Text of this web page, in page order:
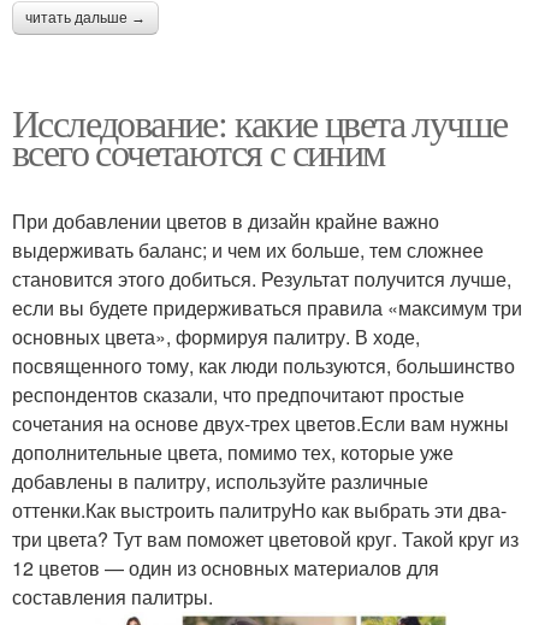
читать дальше →
Исследование: какие цвета лучше
всего сочетаются с синим
При добавлении цветов в дизайн крайне важно
выдерживать баланс; и чем их больше, тем сложнее
становится этого добиться. Результат получится лучше,
если вы будете придерживаться правила «максимум три
основных цвета», формируя палитру. В ходе,
посвященного тому, как люди пользуются, большинство
респондентов сказали, что предпочитают простые
сочетания на основе двух-трех цветов.Если вам нужны
дополнительные цвета, помимо тех, которые уже
добавлены в палитру, используйте различные
оттенки.Как выстроить палитруНо как выбрать эти два-
три цвета? Тут вам поможет цветовой круг. Такой круг из
12 цветов — один из основных материалов для
составления палитры.